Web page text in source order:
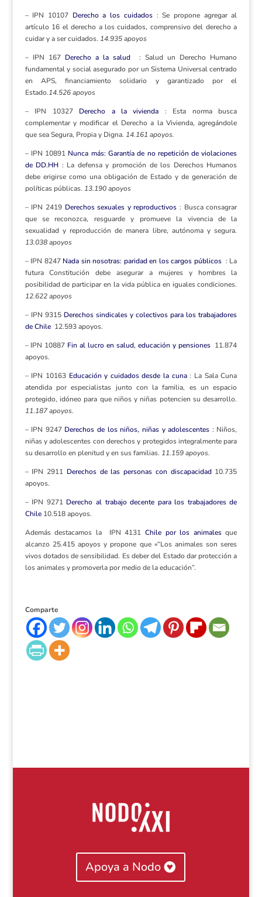
– IPN 10107 Derecho a los cuidados : Se propone agregar al
artículo 16 el derecho a los cuidados, comprensivo del derecho a
cuidar y a ser cuidados. 14.935 apoyos
– IPN 167 Derecho a la salud : Salud un Derecho Humano
fundamental y social asegurado por un Sistema Universal centrado
en APS, financiamiento solidario y garantizado por el
Estado.14.526 apoyos
– IPN 10327 Derecho a la vivienda : Esta norma busca
complementar y modificar el Derecho a la Vivienda, agregándole
que sea Segura, Propia y Digna. 14.161 apoyos.
– IPN 10891 Nunca más: Garantía de no repetición de violaciones
de DD.HH : La defensa y promoción de los Derechos Humanos
debe erigirse como una obligación de Estado y de generación de
políticas públicas. 13.190 apoyos
– IPN 2419 Derechos sexuales y reproductivos: Busca consagrar
que se reconozca, resguarde y promueve la vivencia de la
sexualidad y reproducción de manera libre, autónoma y segura.
13.038 apoyos
– IPN 8247 Nada sin nosotras: paridad en los cargos públicos : La
futura Constitución debe asegurar a mujeres y hombres la
posibilidad de participar en la vida pública en iguales condiciones.
12.622 apoyos
– IPN 9315 Derechos sindicales y colectivos para los trabajadores
de Chile 12.593 apoyos.
– IPN 10887 Fin al lucro en salud, educación y pensiones 11.874
apoyos.
– IPN 10163 Educación y cuidados desde la cuna: La Sala Cuna
atendida por especialistas junto con la familia, es un espacio
protegido, idóneo para que niños y niñas potencien su desarrollo.
11.187 apoyos.
– IPN 9247 Derechos de los niños, niñas y adolescentes : Niños,
niñas y adolescentes con derechos y protegidos integralmente para
su desarrollo en plenitud y en sus familias. 11.159 apoyos.
– IPN 2911 Derechos de las personas con discapacidad 10.735
apoyos.
– IPN 9271 Derecho al trabajo decente para los trabajadores de
Chile 10.518 apoyos.
Además destacamos la IPN 4131Chile por los animalesque
alcanzo 25.415 apoyos y propone que «“Los animales son seres
vivos dotados de sensibilidad. Es deber del Estado dar protección a
los animales y promoverla por medio de la educación”.
Comparte
Apoya a Nodo